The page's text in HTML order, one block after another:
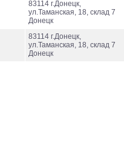
83114 г.Донецк,
ул.Таманская, 18, склад 7
Донецк
83114 г.Донецк,
ул.Таманская, 18, склад 7
Донецк